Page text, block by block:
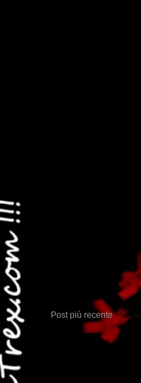
Post più recente